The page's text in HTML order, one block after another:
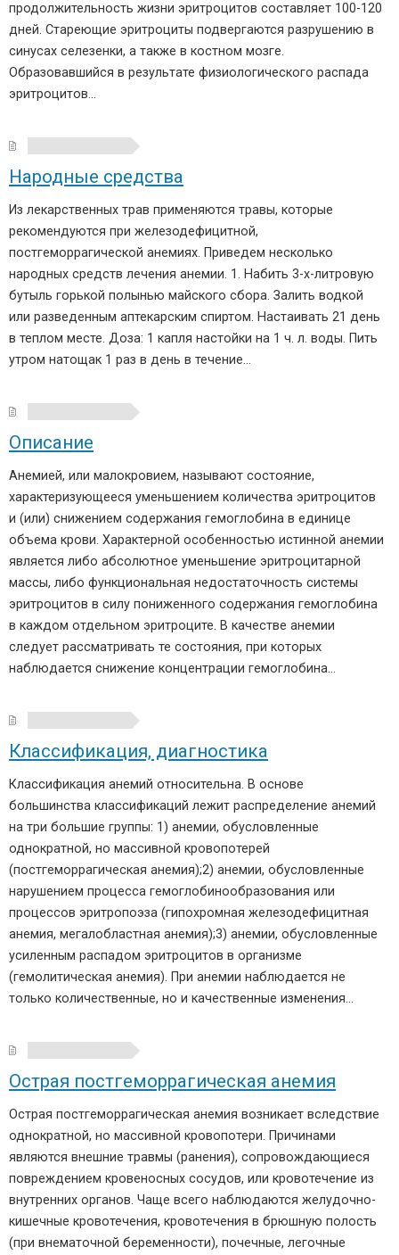
продолжительность жизни эритроцитов составляет 100-120
дней. Стареющие эритроциты подвергаются разрушению в
синусах селезенки, а также в костном мозге.
Образовавшийся в результате физиологического распада
эритроцитов…
Народные средства
Из лекарственных трав применяются травы, которые
рекомендуются при железодефицитной,
постгеморрагической анемиях. Приведем несколько
народных средств лечения анемии. 1. Набить 3-х-литровую
бутыль горькой полынью майского сбора. Залить водкой
или разведенным аптекарским спиртом. Настаивать 21 день
в теплом месте. Доза: 1 капля настойки на 1 ч. л. воды. Пить
утром натощак 1 раз в день в течение…
Описание
Анемией, или малокровием, называют состояние,
характеризующееся уменьшением количества эритроцитов
и (или) снижением содержания гемоглобина в единице
объема крови. Характерной особенностью истинной анемии
является либо абсолютное уменьшение эритроцитарной
массы, либо функциональная недостаточность системы
эритроцитов в силу пониженного содержания гемоглобина
в каждом отдельном эритроците. В качестве анемии
следует рассматривать те состояния, при которых
наблюдается снижение концентрации гемоглобина…
Классификация, диагностика
Классификация анемий относительна. В основе
большинства классификаций лежит распределение анемий
на три большие группы: 1) анемии, обусловленные
однократной, но массивной кровопотерей
(постгеморрагическая анемия);2) анемии, обусловленные
нарушением процесса гемоглобинообразования или
процессов эритропоэза (гипохромная железодефицитная
анемия, мегалобластная анемия);3) анемии, обусловленные
усиленным распадом эритроцитов в организме
(гемолитическая анемия). При анемии наблюдается не
только количественные, но и качественные изменения…
Острая постгеморрагическая анемия
Острая постгеморрагическая анемия возникает вследствие
однократной, но массивной кровопотери. Причинами
являются внешние травмы (ранения), сопровождающиеся
повреждением кровеносных сосудов, или кровотечение из
внутренних органов. Чаще всего наблюдаются желудочно-
кишечные кровотечения, кровотечения в брюшную полость
(при внематочной беременности), почечные, легочные